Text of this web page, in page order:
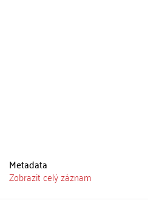
Metadata
Zobrazit celý záznam